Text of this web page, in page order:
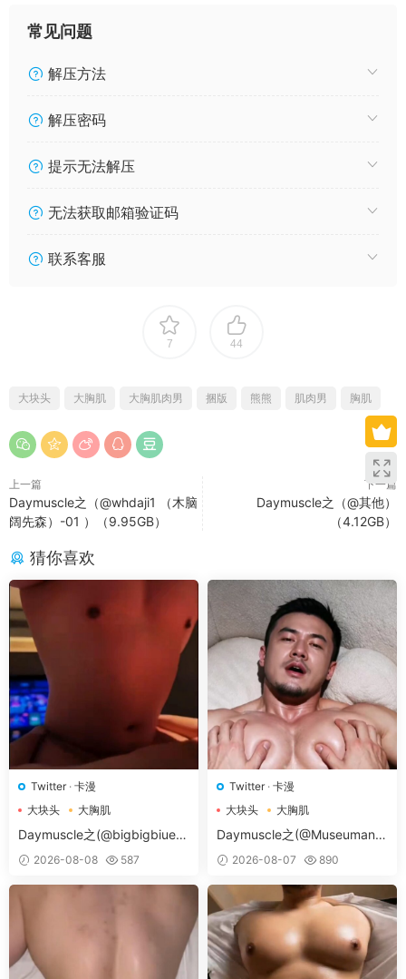
常见问题
解压方法
解压密码
提示无法解压
无法获取邮箱验证码
联系客服
7 44
大块头 大胸肌 大胸肌肉男 捆版 熊熊 肌肉男 胸肌
上一篇
Daymuscle之（@whdaji1 （木脑
阔先森）-01 ）（9.95GB）
下一篇
Daymuscle之（@其他）
（4.12GB）
猜你喜欢
Twitter· 卡漫
大块头
大胸肌
大胸肌肉男
Daymuscle之(@bigbigbiue-
@BBb）
2026-08-08 587
Twitter· 卡漫
大块头
大胸肌
大胸肌肉男
Daymuscle之(@Museumans-
@Museuman）
2026-08-07 890